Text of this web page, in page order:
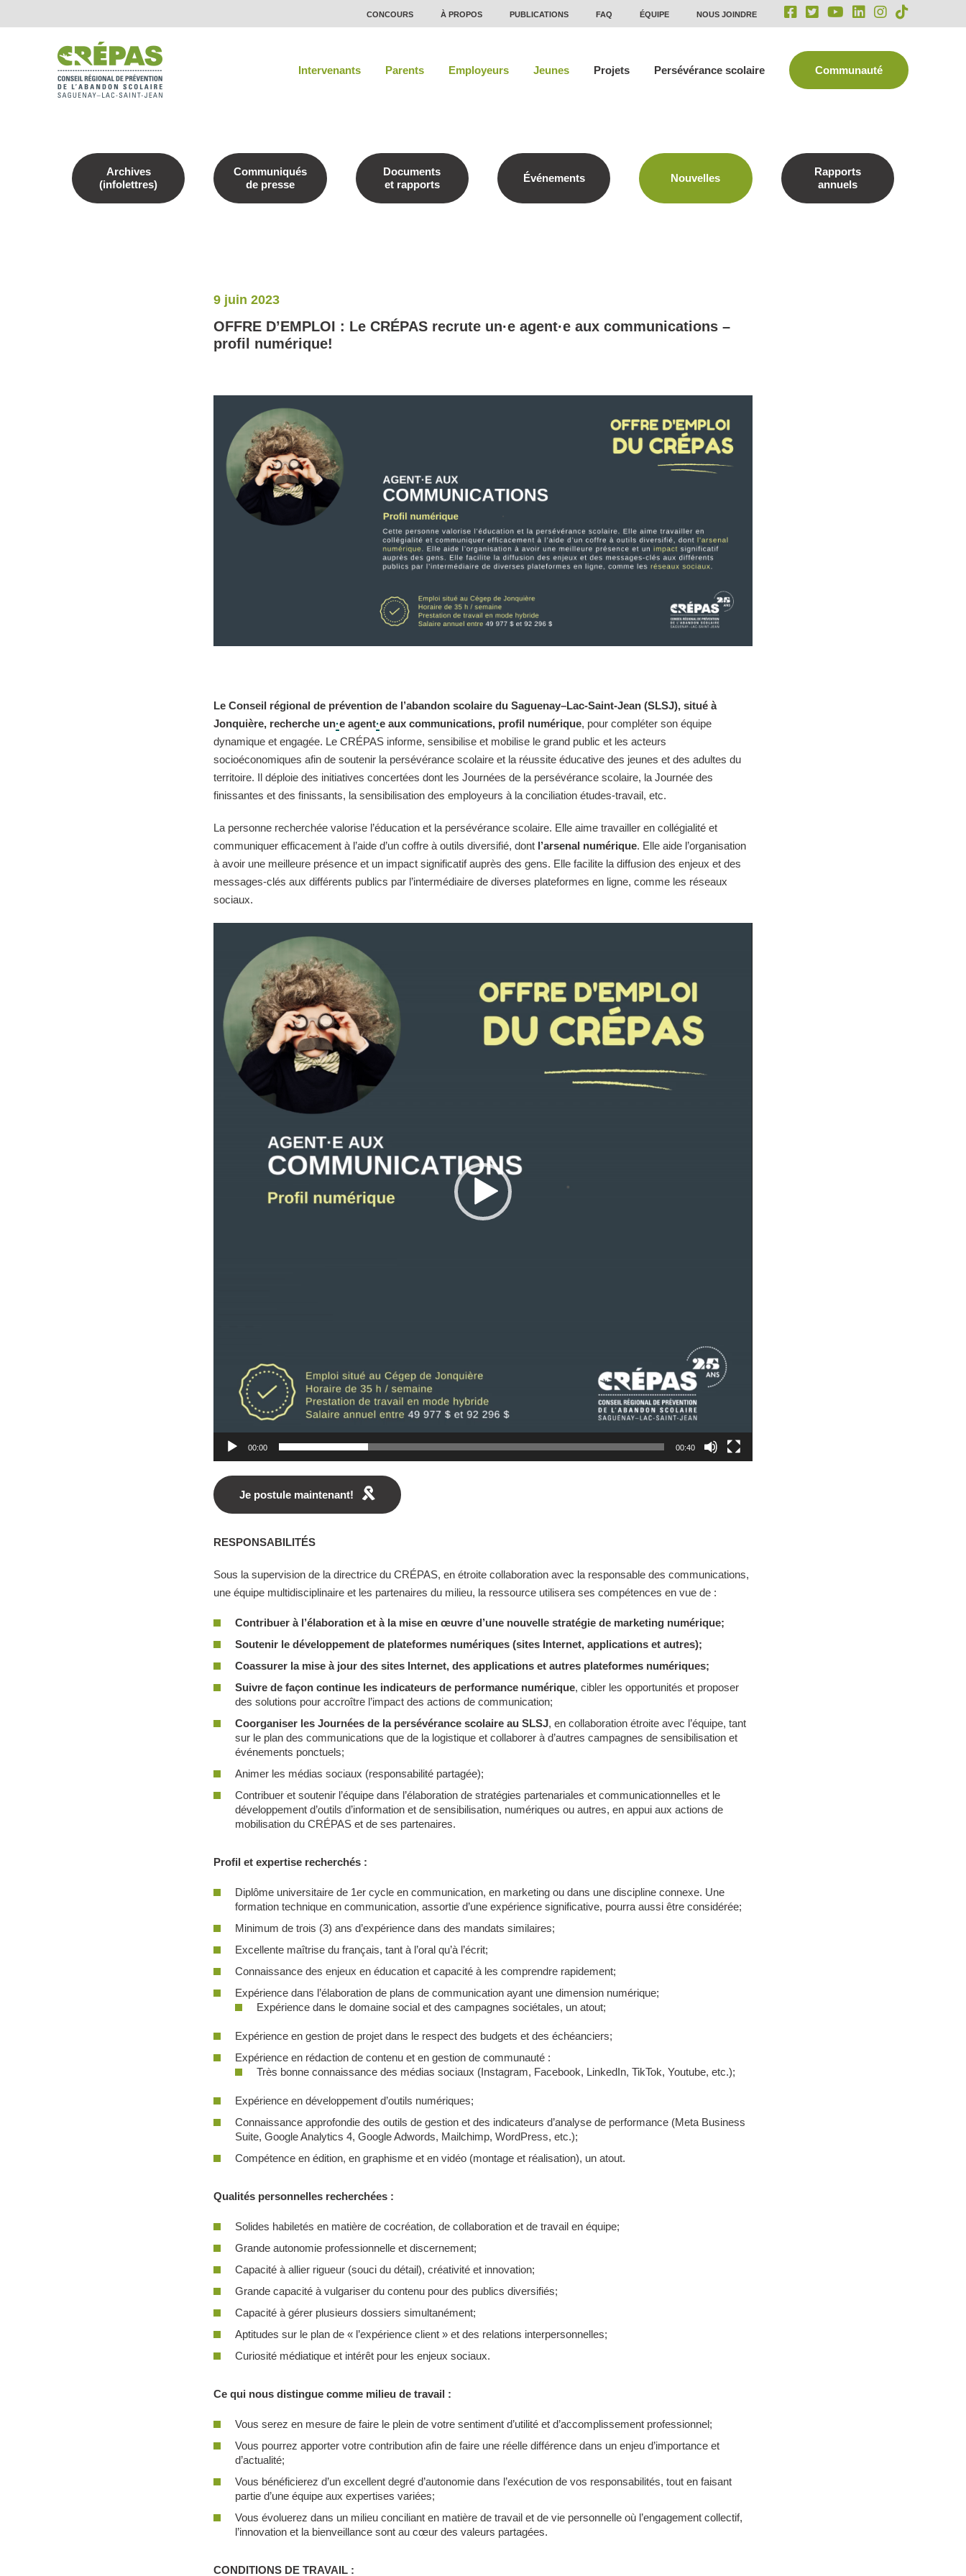
CONCOURS À PROPOS PUBLICATIONS FAQ ÉQUIPE NOUS JOINDRE
Intervenants Parents Employeurs Jeunes Projets Persévérance scolaire Communauté
Archives
(infolettres)
Communiqués
de presse
Documents
et rapports
Événements Nouvelles
Rapports
annuels
9 juin 2023
OFFRE D’EMPLOI : Le CRÉPAS recrute un·e agent·e aux communications –
profil numérique!
Le Conseil régional de prévention de l’abandon scolaire du Saguenay–Lac-Saint-Jean (SLSJ), situé à
Jonquière, recherche un·e agent·e aux communications, profil numérique, pour compléter son équipe
dynamique et engagée. Le CRÉPAS informe, sensibilise et mobilise le grand public et les acteurs
socioéconomiques afin de soutenir la persévérance scolaire et la réussite éducative des jeunes et des adultes du
territoire. Il déploie des initiatives concertées dont les Journées de la persévérance scolaire, la Journée des
finissantes et des finissants, la sensibilisation des employeurs à la conciliation études-travail, etc.
La personne recherchée valorise l’éducation et la persévérance scolaire. Elle aime travailler en collégialité et
communiquer efficacement à l’aide d’un coffre à outils diversifié, dont l’arsenal numérique. Elle aide l’organisation
à avoir une meilleure présence et un impact significatif auprès des gens. Elle facilite la diffusion des enjeux et des
messages-clés aux différents publics par l’intermédiaire de diverses plateformes en ligne, comme les réseaux
sociaux.
00:00 00:40
Je postule maintenant!
RESPONSABILITÉS
Sous la supervision de la directrice du CRÉPAS, en étroite collaboration avec la responsable des communications,
une équipe multidisciplinaire et les partenaires du milieu, la ressource utilisera ses compétences en vue de :
Contribuer à l’élaboration et à la mise en œuvre d’une nouvelle stratégie de marketing numérique;
Soutenir le développement de plateformes numériques (sites Internet, applications et autres);
Coassurer la mise à jour des sites Internet, des applications et autres plateformes numériques;
Suivre de façon continue les indicateurs de performance numérique, cibler les opportunités et proposer
des solutions pour accroître l’impact des actions de communication;
Coorganiser les Journées de la persévérance scolaire au SLSJ, en collaboration étroite avec l’équipe, tant
sur le plan des communications que de la logistique et collaborer à d’autres campagnes de sensibilisation et
événements ponctuels;
Animer les médias sociaux (responsabilité partagée);
Contribuer et soutenir l’équipe dans l’élaboration de stratégies partenariales et communicationnelles et le
développement d’outils d’information et de sensibilisation, numériques ou autres, en appui aux actions de
mobilisation du CRÉPAS et de ses partenaires.
Profil et expertise recherchés :
Diplôme universitaire de 1er cycle en communication, en marketing ou dans une discipline connexe. Une
formation technique en communication, assortie d’une expérience significative, pourra aussi être considérée;
Minimum de trois (3) ans d’expérience dans des mandats similaires;
Excellente maîtrise du français, tant à l’oral qu’à l’écrit;
Connaissance des enjeux en éducation et capacité à les comprendre rapidement;
Expérience dans l’élaboration de plans de communication ayant une dimension numérique;
Expérience dans le domaine social et des campagnes sociétales, un atout;
Expérience en gestion de projet dans le respect des budgets et des échéanciers;
Expérience en rédaction de contenu et en gestion de communauté :
Très bonne connaissance des médias sociaux (Instagram, Facebook, LinkedIn, TikTok, Youtube, etc.);
Expérience en développement d’outils numériques;
Connaissance approfondie des outils de gestion et des indicateurs d’analyse de performance (Meta Business
Suite, Google Analytics 4, Google Adwords, Mailchimp,WordPress, etc.);
Compétence en édition, en graphisme et en vidéo (montage et réalisation), un atout.
Qualités personnelles recherchées :
Solides habiletés en matière de cocréation, de collaboration et de travail en équipe;
Grande autonomie professionnelle et discernement;
Capacité à allier rigueur (souci du détail), créativité et innovation;
Grande capacité à vulgariser du contenu pour des publics diversifiés;
Capacité à gérer plusieurs dossiers simultanément;
Aptitudes sur le plan de « l’expérience client » et des relations interpersonnelles;
Curiosité médiatique et intérêt pour les enjeux sociaux.
Ce qui nous distingue comme milieu de travail :
Vous serez en mesure de faire le plein de votre sentiment d’utilité et d’accomplissement professionnel;
Vous pourrez apporter votre contribution afin de faire une réelle différence dans un enjeu d’importance et
d’actualité;
Vous bénéficierez d’un excellent degré d’autonomie dans l’exécution de vos responsabilités, tout en faisant
partie d’une équipe aux expertises variées;
Vous évoluerez dans un milieu conciliant en matière de travail et de vie personnelle où l’engagement collectif,
l’innovation et la bienveillance sont au cœur des valeurs partagées.
CONDITIONS DE TRAVAIL :